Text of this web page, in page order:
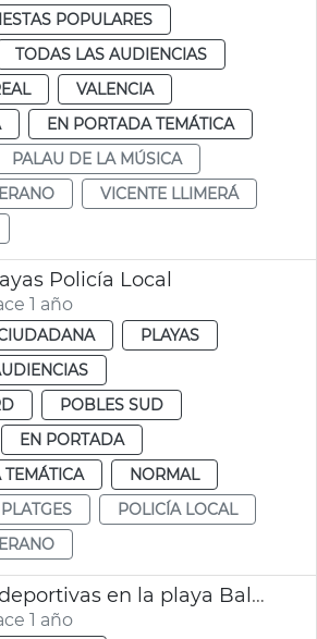
POPULARES
TODAS LAS AUDIENCIAS
VALENCIA
EN PORTADA TEMÁTICA
PALAU DE LA MÚSICA
VICENTE LLIMERÁ
Policía Local
1 año
PLAYAS
POBLES SUD
EN PORTADA
NORMAL
PLATGES
POLICÍA LOCAL
Actividades deportivas en la playa Balance
1 año